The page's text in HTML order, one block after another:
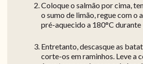
Coloque o salmão por cima,
o sumo de limão, regue com o
pré-aquecido a 180°C durante
Entretanto, descasque as
corte-os em raminhos. Leve a